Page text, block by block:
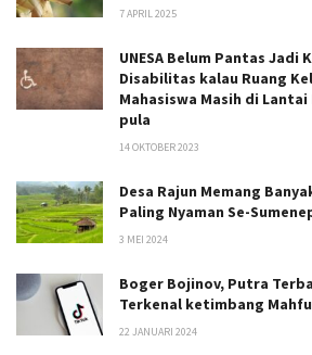
7 APRIL 2025
UNESA Belum Pantas Jadi
Disabilitas kalau Ruang
Mahasiswa Masih di
pula
14 OKTOBER 2023
Desa Rajun Memang
Paling Nyaman Se-
3 MEI 2024
Boger Bojinov, Putra
Terkenal ketimbang
22 JANUARI 2024